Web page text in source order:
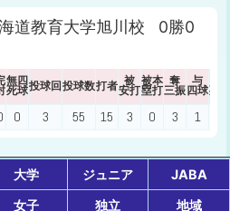
道教育大学旭川校 0勝0
無四
死球投球回 投球数打者 被
安打
被本
塁打
奪
三振
与
四球死球
0 3 55 15 3 0 3 1
大学 ジュニア
JABA
女子 独立 地域